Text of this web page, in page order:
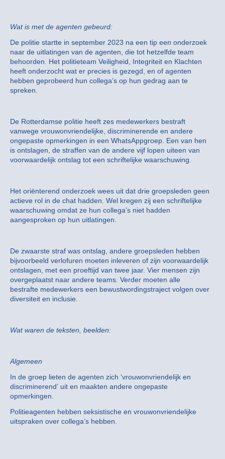
Wat is met de agenten gebeurd:
De politie startte in september 2023 na een tip een onderzoek
naar de uitlatingen van de agenten, die tot hetzelfde team
behoorden. Het politieteam Veiligheid, Integriteit en Klachten
heeft onderzocht wat er precies is gezegd, en of agenten
hebben geprobeerd hun collega’s op hun gedrag aan te
spreken.
De Rotterdamse politie heeft zes medewerkers bestraft
vanwege vrouwonvriendelijke, discriminerende en andere
ongepaste opmerkingen in een WhatsAppgroep. Een van hen
is ontslagen, de straffen van de andere vijf lopen uiteen van
voorwaardelijk ontslag tot een schriftelijke waarschuwing.
Het oriënterend onderzoek wees uit dat drie groepsleden geen
actieve rol in de chat hadden. Wel kregen zij een schriftelijke
waarschuwing omdat ze hun collega’s niet hadden
aangesproken op hun uitlatingen.
De zwaarste straf was ontslag, andere groepsleden hebben
bijvoorbeeld verlofuren moeten inleveren of zijn voorwaardelijk
ontslagen, met een proeftijd van twee jaar. Vier mensen zijn
overgeplaatst naar andere teams. Verder moeten alle
bestrafte medewerkers een bewustwordingstraject volgen over
diversiteit en inclusie.
Wat waren de teksten, beelden:
Algemeen
In de groep lieten de agenten zich ‘vrouwonvriendelijk en
discriminerend’ uit en maakten andere ongepaste
opmerkingen.
Politieagenten hebben seksistische en vrouwonvriendelijke
uitspraken over collega’s hebben.